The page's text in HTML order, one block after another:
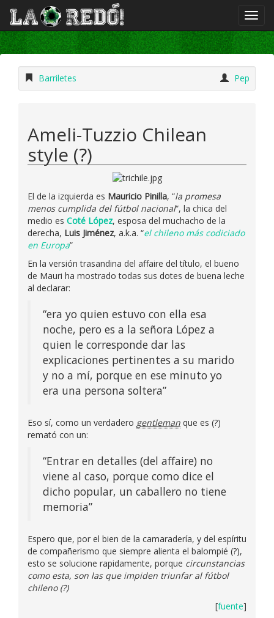
Barriletes Pep
Ameli-Tuzzio Chilean
style (?)
El de la izquierda es Mauricio Pinilla, “la promesa
menos cumplida del fútbol nacional“, la chica del
medio es Coté López, esposa del muchacho de la
derecha, Luis Jiménez, a.k.a. “el chileno más codiciado
en Europa”
En la versión trasandina del affaire del título, el bueno
de Mauri ha mostrado todas sus dotes de buena leche
al declarar:
“era yo quien estuvo con ella esa
noche, pero es a la señora López a
quien le corresponde dar las
explicaciones pertinentes a su marido
y no a mí, porque en ese minuto yo
era una persona soltera”
Eso sí, como un verdadero gentleman que es (?)
remató con un:
“Entrar en detalles (del affaire) no
viene al caso, porque como dice el
dicho popular, un caballero no tiene
memoria”
Espero que, por el bien de la camaradería, y del espíritu
de compañerismo que siempre alienta el balompié (?),
esto se solucione rapidamente, porque circunstancias
como esta, son las que impiden triunfar al fútbol
chileno (?)
[fuente]